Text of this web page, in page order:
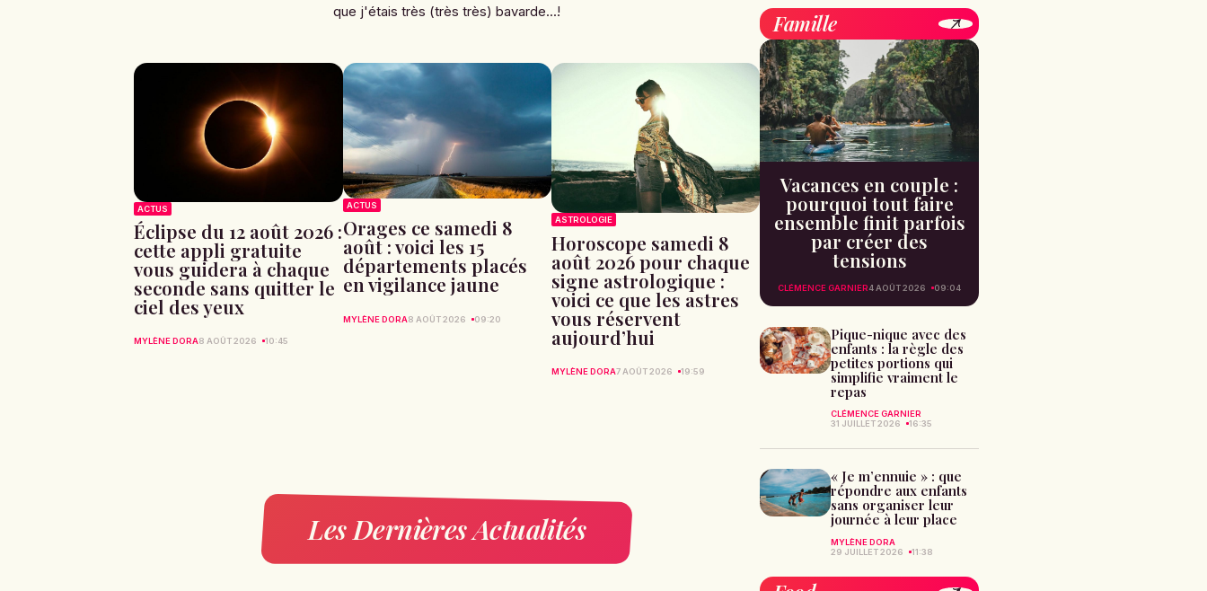
que j'étais très (très très) bavarde...!
ACTUS
Éclipse du 12 août 2026 :
cette appli gratuite
vous guidera à chaque
seconde sans quitter le
ciel des yeux
MYLÈNE DORA8 AOÛT 2026 10:45
ACTUS
Orages ce samedi 8
août : voici les 15
départements placés
en vigilance jaune
MYLÈNE DORA8 AOÛT 2026 09:20
ASTROLOGIE
Horoscope samedi 8
août 2026 pour chaque
signe astrologique :
voici ce que les astres
vous réservent
aujourd’hui
MYLÈNE DORA7 AOÛT 2026 19:59
Les Dernières Actualités
Famille
Vacances en couple :
pourquoi tout faire
ensemble finit parfois
par créer des
tensions
CLÉMENCE GARNIER4 AOÛT 2026 09:04
Pique-nique avec des
enfants : la règle des
petites portions qui
simplifie vraiment le
repas
CLÉMENCE GARNIER
31 JUILLET 2026
16:35
« Je m’ennuie » : que
répondre aux enfants
sans organiser leur
journée à leur place
MYLÈNE DORA
29 JUILLET 2026
11:38